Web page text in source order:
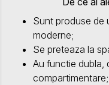
Sunt produse de
moderne;
Se preteaza la
Au functie dubla,
compartimentare;